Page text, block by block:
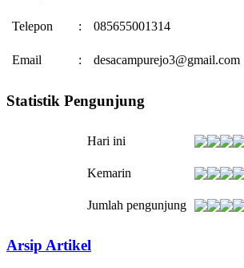
Telepon : 085655001314
Email : desacampurejo3@gmail.com
Statistik Pengunjung
Hari ini
Kemarin
Jumlah pengunjung
Arsip Artikel